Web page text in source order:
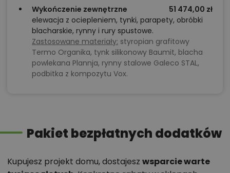
Wykończenie zewnętrzne
51 474,00 zł
elewacja z ociepleniem, tynki, parapety, obróbki
blacharskie, rynny i rury spustowe.
Zastosowane materiały: styropian grafitowy
Termo Organika, tynk silikonowy Baumit, blacha
powlekana Plannja, rynny stalowe Galeco STAL,
podbitka z kompozytu Vox.
Pakiet bezpłatnych dodatków
Kupujesz projekt domu, dostajesz wsparcie warte